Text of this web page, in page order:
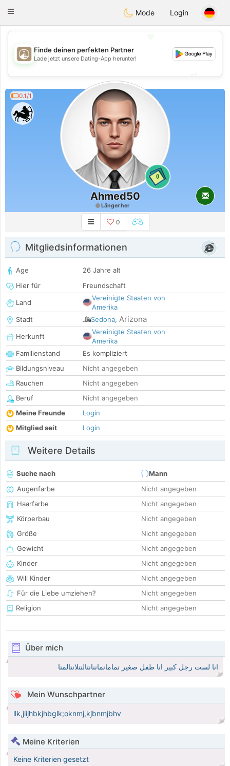
ahebik
Toggle
Mode Login
💖
💕
Finde deinen perfekten Partner
Lade jetzt unsere Dating-App herunter!
0.1/1
0
Ahmed50
Länger her
0
Mitgliedsinformationen
Age
26 Jahre alt
Hier für
Freundschaft
Land
Vereinigte Staaten von
Amerika
Stadt
Sedona, Arizona
Herkunft
Vereinigte Staaten von
Amerika
Familienstand
Es kompliziert
Bildungsniveau
Nicht angegeben
Rauchen
Nicht angegeben
Beruf
Nicht angegeben
Meine Freunde
Login
Mitglied seit
Login
Weitere Details
Suche nach
Mann
Augenfarbe
Nicht angegeben
Haarfarbe
Nicht angegeben
Körperbau
Nicht angegeben
Größe
Nicht angegeben
Gewicht
Nicht angegeben
Kinder
Nicht angegeben
Will Kinder
Nicht angegeben
Für die Liebe umziehen?
Nicht angegeben
Religion
Nicht angegeben
Über mich
انا لست رجل كبير انا طفل صغير تمامانماتنانتالنتلانتالمتا
Mein Wunschpartner
llk,jlijhbkjhbglk;oknmj,kjbnmjbhv
Meine Kriterien
Keine Kriterien gesetzt